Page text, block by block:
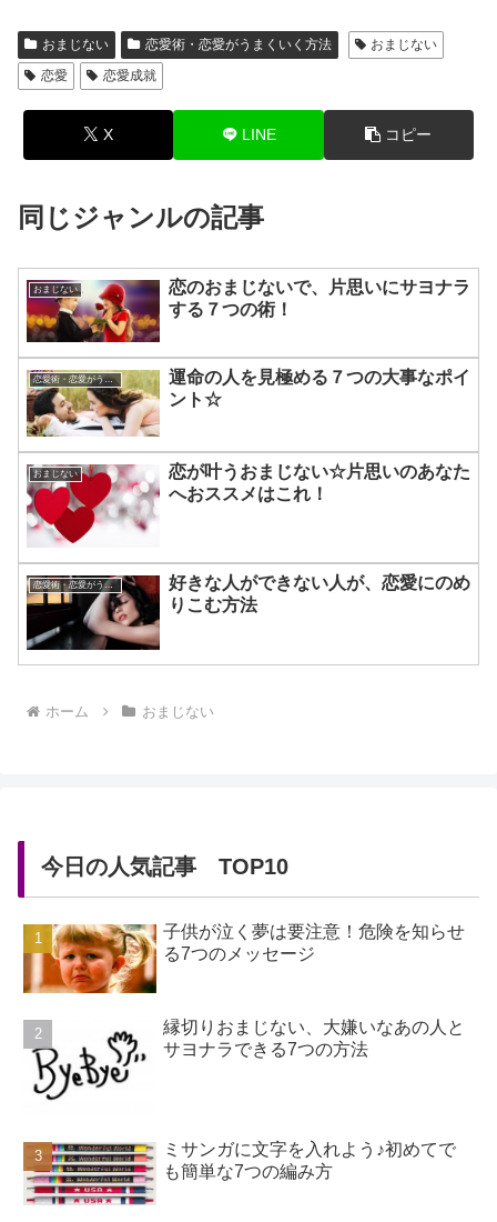
おまじない 恋愛術・恋愛がうまくいく方法
おまじない
恋愛
恋愛成就
X LINE コピー
同じジャンルの記事
おまじない
恋のおまじないで、片思いにサヨナラ
する７つの術！
恋愛術・恋愛がうまくいく方法
運命の人を見極める７つの大事なポイ
ント☆
おまじない
恋が叶うおまじない☆片思いのあなた
へおススメはこれ！
恋愛術・恋愛がうまくいく方法
好きな人ができない人が、恋愛にのめ
りこむ方法
ホーム おまじない
今日の人気記事 TOP10
子供が泣く夢は要注意！危険を知らせ
る7つのメッセージ
縁切りおまじない、大嫌いなあの人と
サヨナラできる7つの方法
ミサンガに文字を入れよう♪初めてで
も簡単な7つの編み方